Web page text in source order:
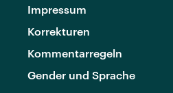
Impressum
Korrekturen
Kommentarregeln
Gender und Sprache